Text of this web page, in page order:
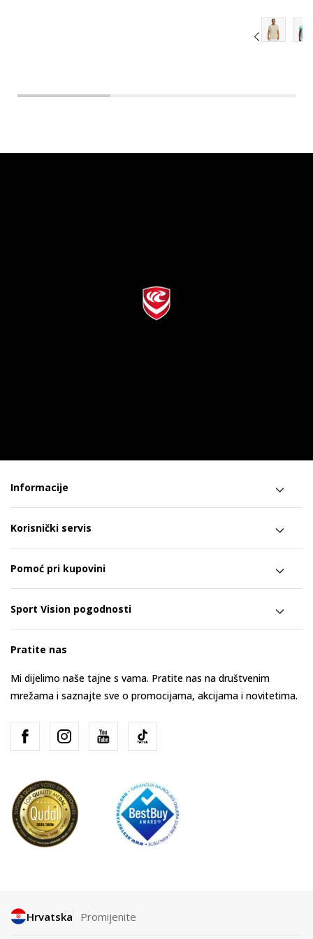
Informacije
Korisnički servis
Pomoć pri kupovini
Sport Vision pogodnosti
Pratite nas
Mi dijelimo naše tajne s vama. Pratite nas na društvenim
mrežama i saznajte sve o promocijama, akcijama i novitetima.
Hrvatska Promijenite